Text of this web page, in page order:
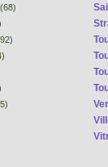
(68)